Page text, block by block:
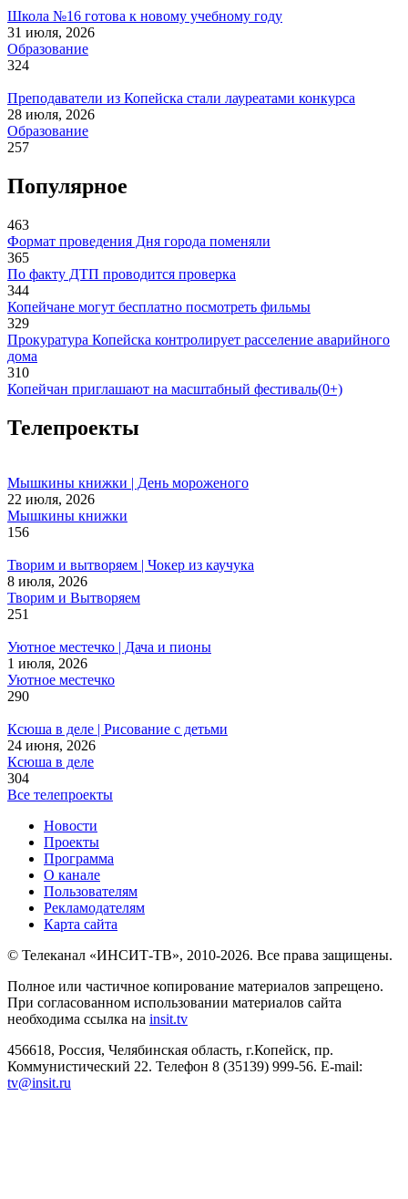
Школа №16 готова к новому учебному году
31 июля, 2026
Образование
324
Преподаватели из Копейска стали лауреатами конкурса
28 июля, 2026
Образование
257
Популярное
463
Формат проведения Дня города поменяли
365
По факту ДТП проводится проверка
344
Копейчане могут бесплатно посмотреть фильмы
329
Прокуратура Копейска контролирует расселение аварийного
дома
310
Копейчан приглашают на масштабный фестиваль(0+)
Телепроекты
Мышкины книжки | День мороженого
22 июля, 2026
Мышкины книжки
156
Творим и вытворяем | Чокер из каучука
8 июля, 2026
Творим и Вытворяем
251
Уютное местечко | Дача и пионы
1 июля, 2026
Уютное местечко
290
Ксюша в деле | Рисование с детьми
24 июня, 2026
Ксюша в деле
304
Все телепроекты
Новости
Проекты
Программа
О канале
Пользователям
Рекламодателям
Карта сайта
© Телеканал «ИНСИТ-ТВ», 2010-2026. Все права защищены.
Полное или частичное копирование материалов запрещено.
При согласованном использовании материалов сайта
необходима ссылка на insit.tv
456618, Россия, Челябинская область, г.Копейск, пр.
Коммунистический 22. Телефон 8 (35139) 999-56. E-mail:
tv@insit.ru